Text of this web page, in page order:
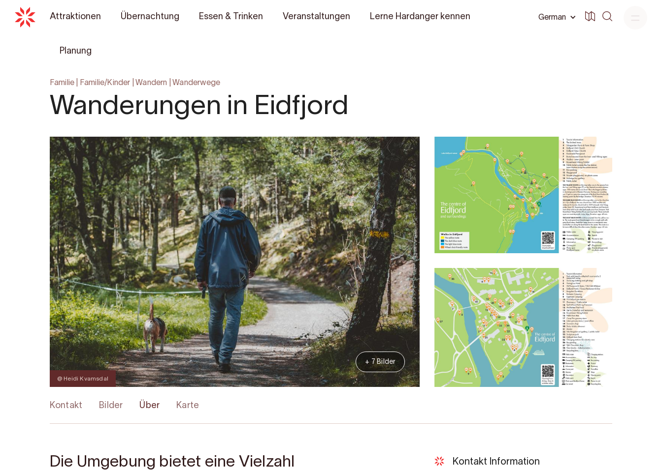
German
Attraktionen Übernachtung Essen & Trinken Veranstaltungen Lerne Hardanger kennen
Planung
Familie Familie/Kinder Wandern Wanderwege
Wanderungen in Eidfjord
@ Heidi Kvamsdal
+ 7 Bilder
Kontakt Bilder Über Karte
Die Umgebung bietet eine Vielzahl
Kontakt Information